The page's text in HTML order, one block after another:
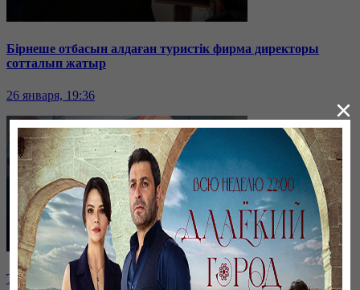
Бірнеше отбасын алдаған туристік фирма директоры
сотталып жатыр
26 января, 19:36
Таразда ТЭЦ қызметкерлері жалақы көтеруді талап етті
×